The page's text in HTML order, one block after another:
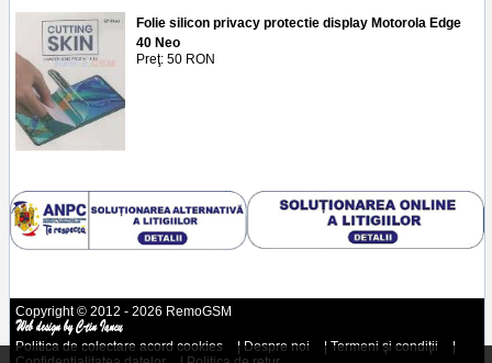
Folie silicon privacy protectie display Motorola Edge
40 Neo
Preţ: 50 RON
Copyright © 2012 - 2026 RemoGSM
Politica de colectare acord cookies | Despre noi | Termeni şi condiţii
|